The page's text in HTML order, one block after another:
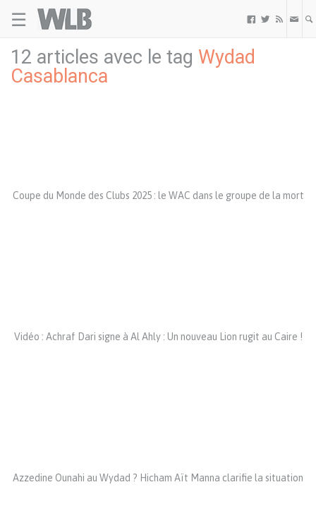
☰   
12 articles avec le tag Wydad
Casablanca
Coupe du Monde des Clubs 2025 : le WAC dans le groupe de la mort
Vidéo : Achraf Dari signe à Al Ahly : Un nouveau Lion rugit au Caire !
Azzedine Ounahi au Wydad ? Hicham Aït Manna clarifie la situation